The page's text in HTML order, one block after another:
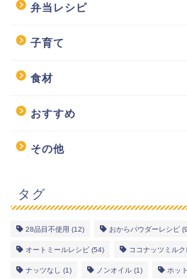
弁当レシピ
子育て
食材
おすすめ
その他
タグ
28品目不使用 (12) おからパウダーレシピ
オートミールレシピ (54) ココナッツミル
ナッツなし (1) ノンオイル (1) ホッ